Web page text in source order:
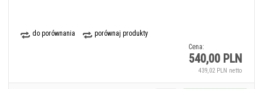
do porównania
porównaj produkty
Cena:
540,00 PLN
439,02 PLN netto